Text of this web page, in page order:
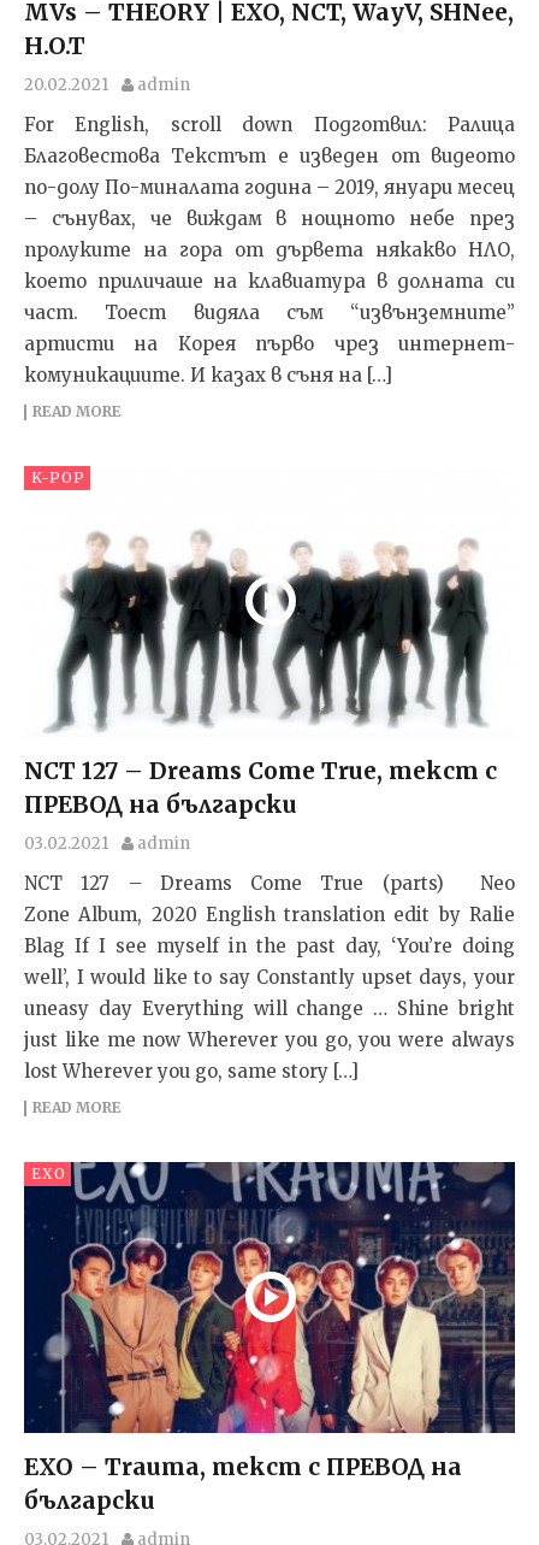
MVs – THEORY | EXO, NCT, WayV, SHNee,
H.O.T
20.02.2021 admin
For English, scroll down Подготвил: Ралица
Благовестова Текстът e изведен от видеото
по-долу По-миналата година – 2019, януари месец
– сънувах, че виждам в нощното небе през
пролуките на гора от дървета някакво НЛО,
което приличаше на клавиатура в долната си
част. Тоест видяла съм “извънземните”
артисти на Корея първо чрез интернет-
комуникациите. И казах в съня на […]
READ MORE
K-POP
NCT 127 – Dreams Come True, текст с
ПРЕВОД на български
03.02.2021 admin
NCT 127 – Dreams Come True (parts) Neo
Zone Album, 2020 English translation edit by Ralie
Blag If I see myself in the past day, ‘You’re doing
well’, I would like to say Constantly upset days, your
uneasy day Everything will change … Shine bright
just like me now Wherever you go, you were always
lost Wherever you go, same story […]
READ MORE
EXO
EXO – Trauma, текст с ПРЕВОД на
български
03.02.2021 admin